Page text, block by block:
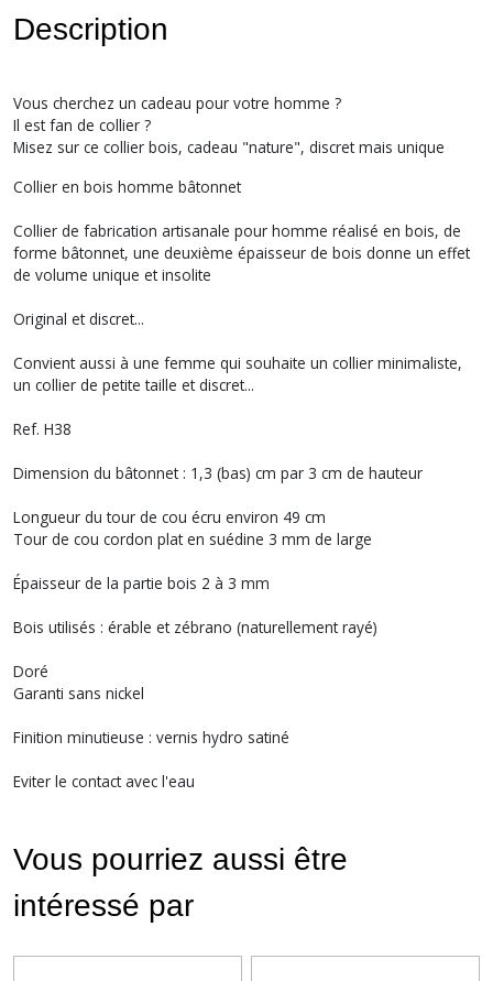
Description
Vous cherchez un cadeau pour votre homme ?
Il est fan de collier ?
Misez sur ce collier bois, cadeau "nature", discret mais unique
Collier en bois homme bâtonnet
Collier de fabrication artisanale pour homme réalisé en bois, de
forme bâtonnet, une deuxième épaisseur de bois donne un effet
de volume unique et insolite
Original et discret...
Convient aussi à une femme qui souhaite un collier minimaliste,
un collier de petite taille et discret...
Ref. H38
Dimension du bâtonnet : 1,3 (bas) cm par 3 cm de hauteur
Longueur du tour de cou écru environ 49 cm
Tour de cou cordon plat en suédine 3 mm de large
Épaisseur de la partie bois 2 à 3 mm
Bois utilisés : érable et zébrano (naturellement rayé)
Doré
Garanti sans nickel
Finition minutieuse : vernis hydro satiné
Eviter le contact avec l'eau
Vous pourriez aussi être
intéressé par